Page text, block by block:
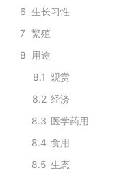
6 生长习性
7 繁殖
8
用途
8.1 观赏
8.2 经济
8.3 医学药用
8.4 食用
8.5 生态